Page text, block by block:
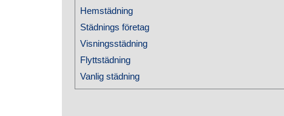
Hemstädning
Städnings företag
Visningsstädning
Flyttstädning
Vanlig städning